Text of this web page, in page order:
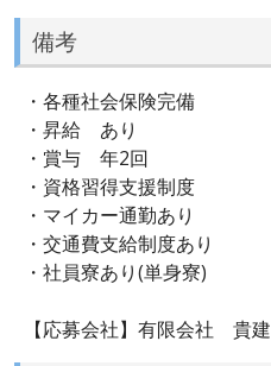
備考
・各種社会保険完備
・昇給 あり
・賞与 年2回
・資格習得支援制度
・マイカー通勤あり
・交通費支給制度あり
・社員寮あり(単身寮)
【応募会社】有限会社 貴建